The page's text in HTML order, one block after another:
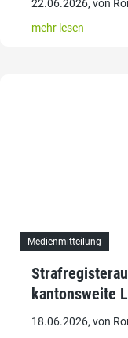
22.06.2026, von
mehr lesen
Medienmitteilung
kantonsweite
18.06.2026, von